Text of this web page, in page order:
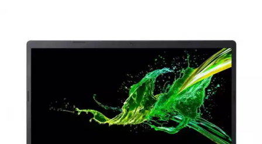
OPREMA